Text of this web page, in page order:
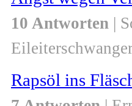
10 Antworten |
Rapsöl ins